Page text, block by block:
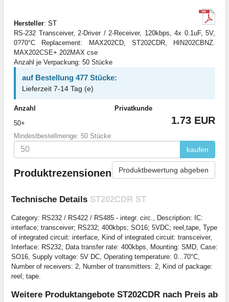
Hersteller: ST
RS-232 Transceiver, 2-Driver / 2-Receiver, 120kbps, 4x 0.1uF, 5V,
0?70°C Replacement: MAX202CD, ST202CDR, HIN202CBNZ.
MAX202CSE+ 202MAX cse
Anzahl je Verpackung: 50 Stücke
auf Bestellung 477 Stücke:
Lieferzeit 7-14 Tag (e)
Anzahl
Privatkunde
50+
1.73 EUR
Mindestbestellmenge: 50 Stücke
kaufen
Produktrezensionen Produktbewertung abgeben
Technische Details ST202CDR ST
Category: RS232 / RS422 / RS485 - integr. circ., Description: IC:
interface; transceiver; RS232; 400kbps; SO16; 5VDC; reel,tape, Type
of integrated circuit: interface, Kind of integrated circuit: transceiver,
Interface: RS232, Data transfer rate: 400kbps, Mounting: SMD, Case:
SO16, Supply voltage: 5V DC, Operating temperature: 0...70°C,
Number of receivers: 2, Number of transmitters: 2, Kind of package:
reel; tape.
Weitere Produktangebote ST202CDR nach Preis ab